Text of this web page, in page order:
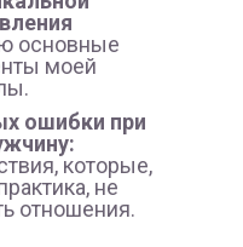
ошибки при
которые,
не
отношения.
основные
моей